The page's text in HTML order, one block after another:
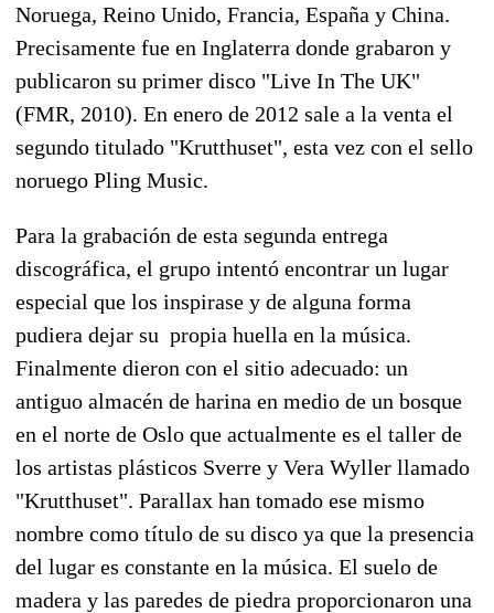
Noruega, Reino Unido, Francia, España y China.
Precisamente fue en Inglaterra donde grabaron y
publicaron su primer disco "Live In The UK"
(FMR, 2010). En enero de 2012 sale a la venta el
segundo titulado "Krutthuset", esta vez con el sello
noruego Pling Music.
Para la grabación de esta segunda entrega
discográfica, el grupo intentó encontrar un lugar
especial que los inspirase y de alguna forma
pudiera dejar su propia huella en la música.
Finalmente dieron con el sitio adecuado: un
antiguo almacén de harina en medio de un bosque
en el norte de Oslo que actualmente es el taller de
los artistas plásticos Sverre y Vera Wyller llamado
"Krutthuset". Parallax han tomado ese mismo
nombre como título de su disco ya que la presencia
del lugar es constante en la música. El suelo de
madera y las paredes de piedra proporcionaron una